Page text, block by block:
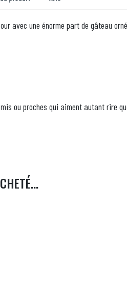
avec une énorme part de gâteau
ou proches qui aiment autant rire